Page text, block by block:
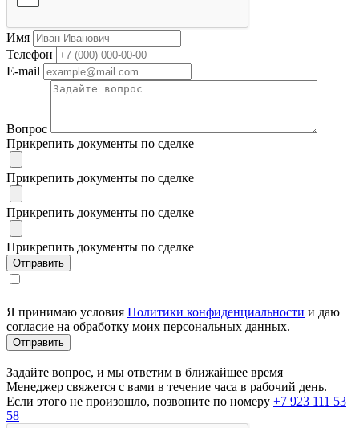
Имя
Телефон
E-mail
Вопрос
Прикрепить документы по сделке
Прикрепить документы по сделке
Прикрепить документы по сделке
Прикрепить документы по сделке
Я принимаю условия Политики конфиденциальности и даю
согласие на обработку моих персональных данных.
Задайте вопрос, и мы ответим в ближайшее время
Менеджер свяжется с вами в течение часа в рабочий день.
Если этого не произошло, позвоните по номеру +7 923 111 53
58